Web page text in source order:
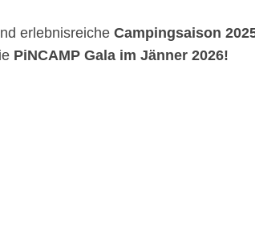
erlebnisreiche Campingsaison
PiNCAMP Gala im Jänner 2026!